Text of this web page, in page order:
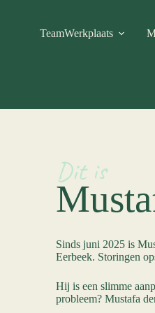
TeamWerkplaats
Dit is
Sinds juni 2025 is
Eerbeek. Storingen
Hij is een slimme
probleem? Mustafa